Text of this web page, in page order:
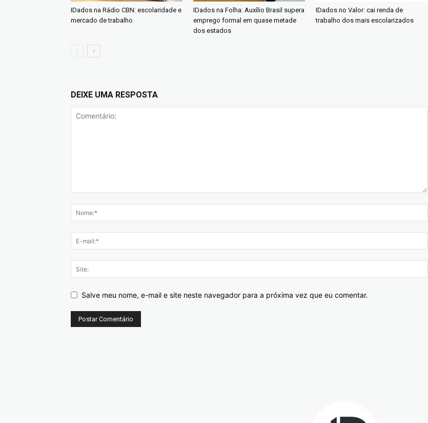
IDados na Rádio CBN: escolaridade e
mercado de trabalho
IDados na Folha: Auxílio Brasil supera
emprego formal em quase metade
dos estados
IDados no Valor: cai renda de
trabalho dos mais escolarizados
DEIXE UMA RESPOSTA
Salve meu nome, e-mail e site neste navegador para a próxima vez que eu comentar.